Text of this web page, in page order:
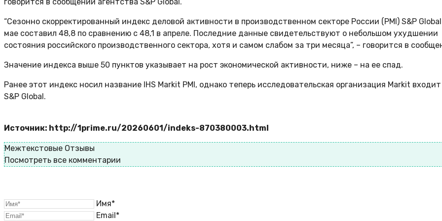
“Сезонно скорректированный индекс деловой активности в производственном секторе России (PMI) S&P
мае составил 48,8 по сравнению с 48,1 в апреле. Последние данные свидетельствуют о небольшом ухудшении
состояния российского производственного сектора, хотя и самом слабом за три месяца”, – говорится в
Значение индекса выше 50 пунктов указывает на рост экономической активности, ниже – на ее спад.
Ранее этот индекс носил название IHS Markit PMI, однако теперь исследовательская организация Markit входит
S&P Global.
Источник: http://1prime.ru/20260601/indeks-870380003.html
Межтекстовые Отзывы
Посмотреть все комментарии
Имя*
Email*